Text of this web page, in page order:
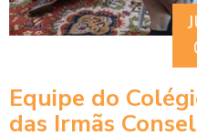
Equipe do
das Irmãs